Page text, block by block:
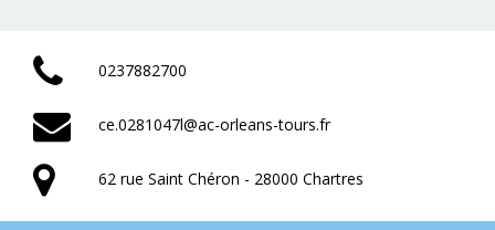
0237882700
ce.0281047l@ac-orleans-tours.fr
62 rue Saint Chéron - 28000 Chartres